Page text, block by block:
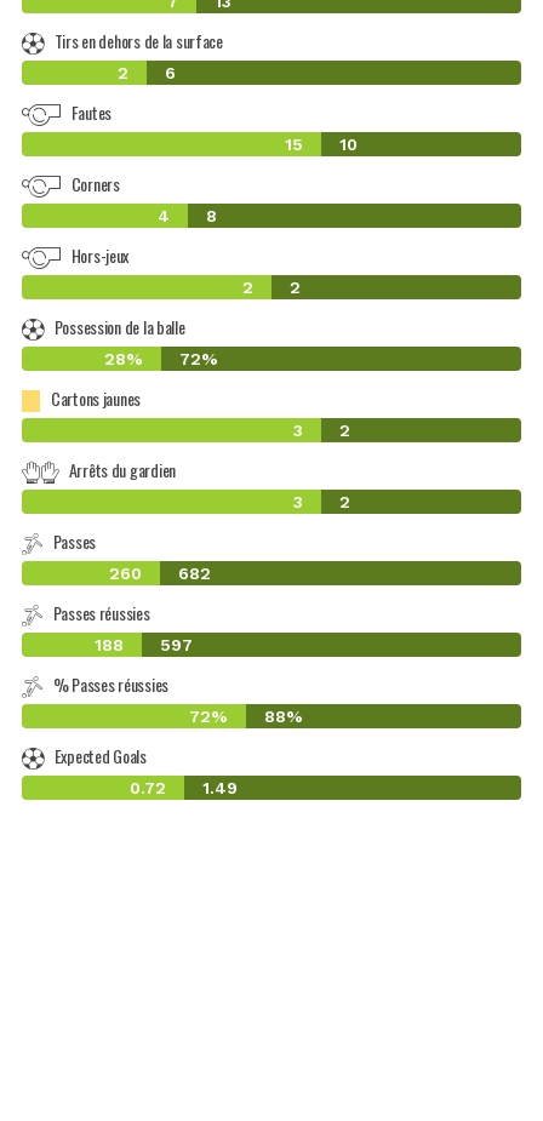
Tirs en dehors de la surface
2 6
Fautes
15 10
Corners
4 8
Hors-jeux
2 2
Possession de la balle
28% 72%
Cartons jaunes
3 2
Arrêts du gardien
3 2
Passes
260 682
Passes réussies
188 597
% Passes réussies
72% 88%
Expected Goals
0.72 1.49